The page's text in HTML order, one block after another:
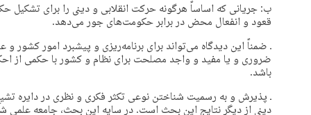
ب: جریانی که اساساً هرگونه حرکت انقلابی و دینی را برای
قعود و انفعال محض در برابر حکومت‌های جور می‌دهد.
ـ ضمناً این دیدگاه می‌تواند برای برنامه‌ریزی و پیشبرد امور کشور
ضروری و یا مفید و واجد مصلحت برای نظام و کشور با حکمی از
باشد.
ـ پذیرش و به رسمیت شناختن نوعی تکثر فکری و نظری در دایره
دینی از دیگر نتایج این بحث است. در سایه این بحث، جامعه